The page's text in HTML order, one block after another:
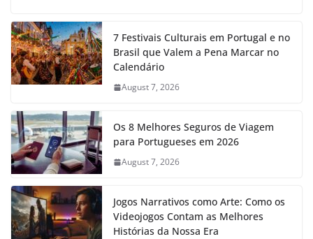
7 Festivais Culturais em Portugal e no
Brasil que Valem a Pena Marcar no
Calendário
August 7, 2026
Os 8 Melhores Seguros de Viagem
para Portugueses em 2026
August 7, 2026
Jogos Narrativos como Arte: Como os
Videojogos Contam as Melhores
Histórias da Nossa Era